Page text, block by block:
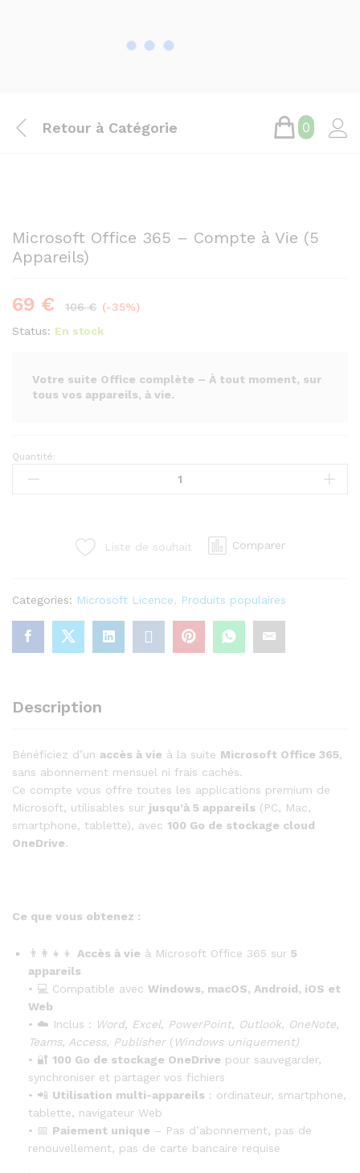
Retour à Catégorie 0
Microsoft Office 365 – Compte à Vie (5
Appareils)
69 € 106€ (-35%)
Status: En stock
Votre suite Office complète – À tout moment, sur
tous vos appareils, à vie.
Microsoft
Office
Appareils)
quantity
Quantité:
Liste de souhait Comparer
Categories: Microsoft Licence Produits populaires
Description
Bénéficiez d’un accès à vie à la suite Microsoft Office 365,
sans abonnement mensuel ni frais cachés.
Ce compte vous offre toutes les applications premium de
Microsoft, utilisables sur jusqu’à 5 appareils (PC, Mac,
smartphone, tablette), avec 100 Go de stockage cloud
OneDrive.
Ce que vous obtenez :
👨‍👩‍👧‍👦 Accès à vie à Microsoft Office 365 sur 5
appareils
• 💻 Compatible avec Windows, macOS, Android, iOS et
Web
• ☁️ Inclus : Word, Excel, PowerPoint, Outlook, OneNote,
Teams, Access, Publisher( Windows uniquement)
• 🔐 100 Go de stockage OneDrive pour sauvegarder,
synchroniser et partager vos fichiers
• 📲 Utilisation multi-appareils : ordinateur, smartphone,
tablette, navigateur Web
• 📅 Paiement unique – Pas d’abonnement, pas de
renouvellement, pas de carte bancaire requise